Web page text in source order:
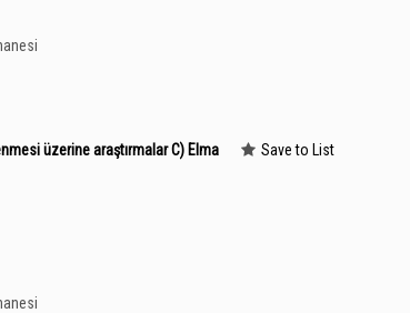
üzerine araştırmalar C) Elma
Save to List